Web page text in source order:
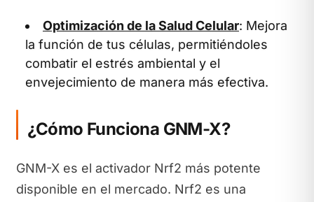
Optimización de la Salud Celular: Mejora
la función de tus células, permitiéndoles
combatir el estrés ambiental y el
envejecimiento de manera más efectiva.
¿Cómo Funciona GNM-X?
GNM-X es el activador Nrf2 más potente
disponible en el mercado. Nrf2 es una